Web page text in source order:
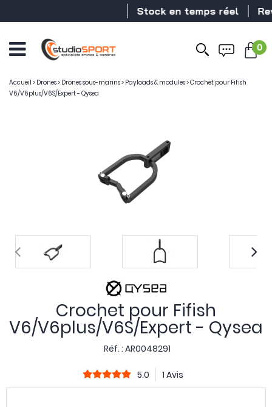
Stock en temps réel
0
Accueil > Drones> Drones sous-marins> Payloads & modules>Crochet pour Fifish
V6/V6plus/V6S/Expert - Qysea
Crochet pour Fifish
V6/V6plus/V6S/Expert - Qysea
Réf. : AR0048291
5.0 1 Avis